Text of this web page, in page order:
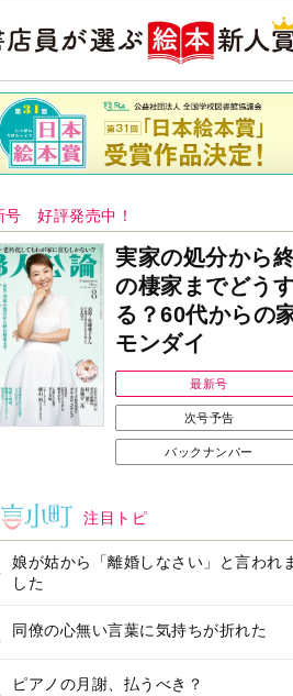
公論新社の本
52ヘルツのクジラたち
町田そのこ 著詳しくみる
フォメーション
で始める遺言を書
の準備セミナー開
耳にすっぽり！オーテ
ィコン補聴器、新しい
スタイルで All in Ear
の「オーティコン ジー
ル」を発売
オープンイヤー
ヤホン「kikippa イ
ン HERALBONY
」発売
ージについてのお詫び
と訂正